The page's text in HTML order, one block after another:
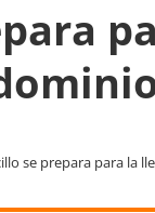
se prepara para la